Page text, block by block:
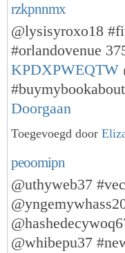
rzkpnnmx
@lysisyroxo18
#orlandovenue
KPDXPWEQTW
Doorgaan
Toegevoegd door
peoomipn
@uthyweb37
@whibepu37